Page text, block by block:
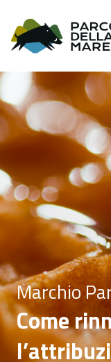
Marchio
Come